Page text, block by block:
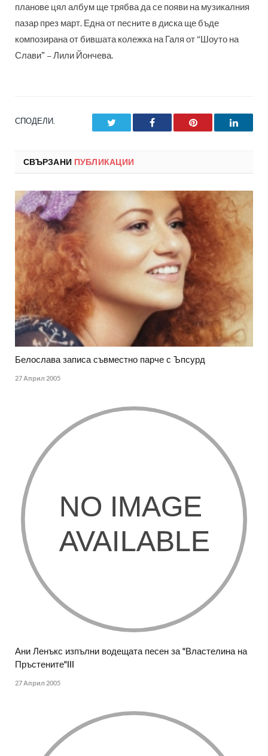
планове цял албум ще трябва да се появи на музикалния
пазар през март. Една от песните в диска ще бъде
композирана от бившата колежка на Галя от “Шоуто на
Слави” – Лили Йончева.
СПОДЕЛИ. Facebook Pinterest
СВЪРЗАНИ ПУБЛИКАЦИИ
Белослава записа съвместно парче с Ъпсурд
27 Април 2005
Ани Ленъкс изпълни водещата песен за "Властелина на
Пръстените"III
27 Април 2005